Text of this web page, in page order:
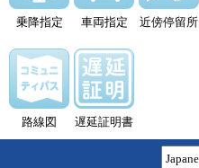
乗降指定 車両指定 近傍停留所
路線図 遅延証明書